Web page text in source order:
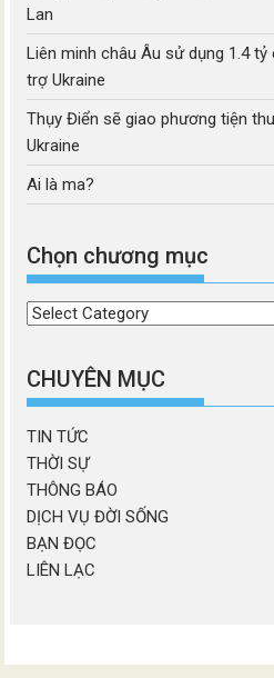
Lan
Liên minh châu Âu sử dụng 1.4
trợ Ukraine
Thụy Điển sẽ giao phương tiện
Ukraine
Ai là ma?
Chọn chương mục
Chọn
mục
CHUYÊN MỤC
TIN TỨC
THỜI SỰ
THÔNG BÁO
DỊCH VỤ ĐỜI SỐNG
BẠN ĐỌC
LIÊN LẠC